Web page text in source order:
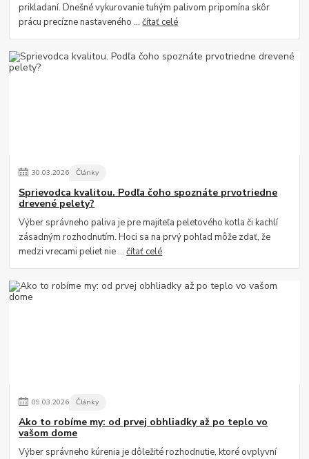
prikladaní. Dnešné vykurovanie tuhým palivom pripomína skôr
prácu precízne nastaveného ...čítať celé
30.03.2026 Články
Sprievodca kvalitou. Podľa čoho spoznáte prvotriedne
drevené pelety?
Výber správneho paliva je pre majiteľa peletového kotla či kachlí
zásadným rozhodnutím. Hoci sa na prvý pohľad môže zdať, že
medzi vrecami peliet nie ...čítať celé
09.03.2026 Články
Ako to robíme my: od prvej obhliadky až po teplo vo
vašom dome
Výber správneho kúrenia je dôležité rozhodnutie, ktoré ovplyvní